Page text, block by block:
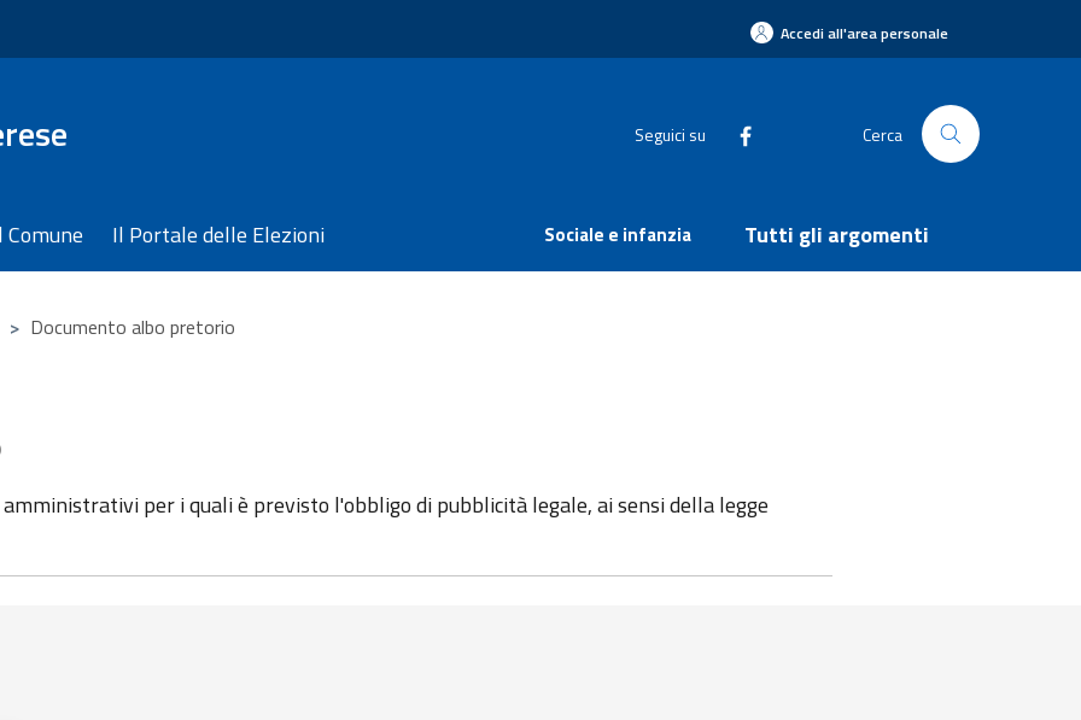
Accedi all'area personale
Seguici su Cerca
Il Portale delle Elezioni Sociale e infanzia Tutti gli argomenti
> Documento albo pretorio
per i quali è previsto l'obbligo di pubblicità legale, ai sensi della legge